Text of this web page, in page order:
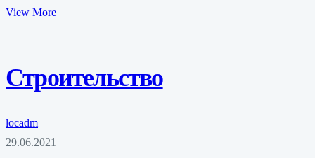
View More
Строительство
locadm
29.06.2021